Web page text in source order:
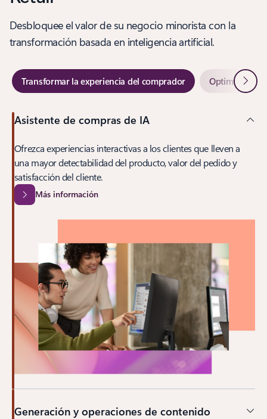
Desbloquee el valor de su negocio minorista con la
transformación basada en inteligencia artificial.
Transformar la experiencia del comprador Optimizar las
Asistente de compras de IA
Ofrezca experiencias interactivas a los clientes que lleven a
una mayor detectabilidad del producto, valor del pedido y
satisfacción del cliente.
Más información
Generación y operaciones de contenido